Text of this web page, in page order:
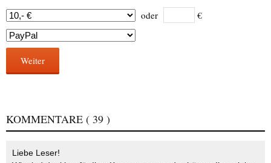
oder €
Weiter
KOMMENTARE ( 39 )
Liebe Leser!